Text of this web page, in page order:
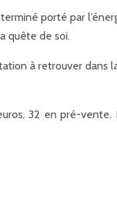
porté par
quête de soi.
à retrouver dans
32 en pré-